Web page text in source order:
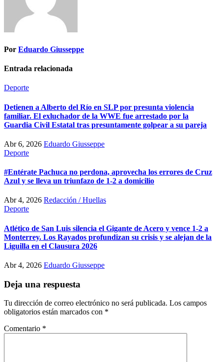
Por Eduardo Giusseppe
Entrada relacionada
Deporte
Detienen a Alberto del Río en SLP por presunta violencia
familiar. El exluchador de la WWE fue arrestado por la
Guardia Civil Estatal tras presuntamente golpear a su pareja
Abr 6, 2026 Eduardo Giusseppe
Deporte
#Entérate Pachuca no perdona, aprovecha los errores de Cruz
Azul y se lleva un triunfazo de 1-2 a domicilio
Abr 4, 2026 Redacción / Huellas
Deporte
Atlético de San Luis silencia el Gigante de Acero y vence 1-2 a
Monterrey. Los Rayados profundizan su crisis y se alejan de la
Liguilla en el Clausura 2026
Abr 4, 2026 Eduardo Giusseppe
Deja una respuesta
Tu dirección de correo electrónico no será publicada. Los campos
obligatorios están marcados con *
Comentario *